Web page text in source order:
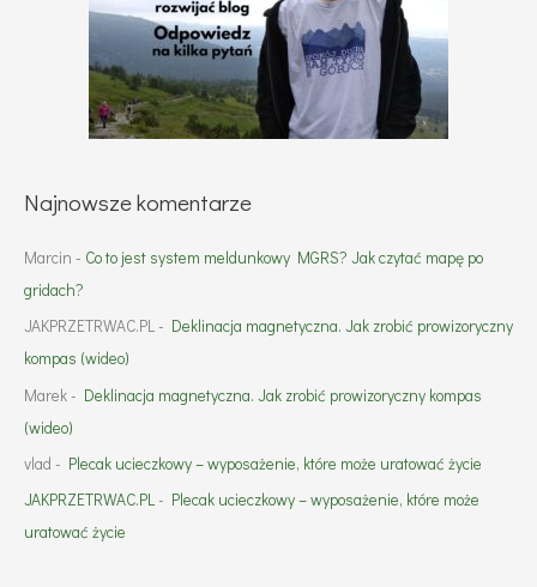
Najnowsze komentarze
Marcin - Co to jest system meldunkowy MGRS? Jak czytać mapę po
gridach?
JAKPRZETRWAC.PL - Deklinacja magnetyczna. Jak zrobić prowizoryczny
kompas (wideo)
Marek - Deklinacja magnetyczna. Jak zrobić prowizoryczny kompas
(wideo)
vlad - Plecak ucieczkowy – wyposażenie, które może uratować życie
JAKPRZETRWAC.PL- Plecak ucieczkowy – wyposażenie, które może
uratować życie